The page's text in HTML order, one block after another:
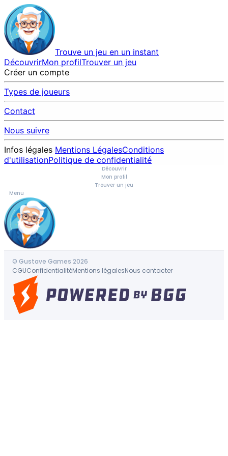
Trouve un jeu en un instant
DécouvrirMon profilTrouver un jeu
Créer un compte
Types de joueurs
Contact
Nous suivre
Infos légales Mentions LégalesConditions
d'utilisationPolitique de confidentialité
Découvrir
Mon profil
Trouver un jeu
Menu
© Gustave Games 2026
CGUConfidentialitéMentions légalesNous contacter